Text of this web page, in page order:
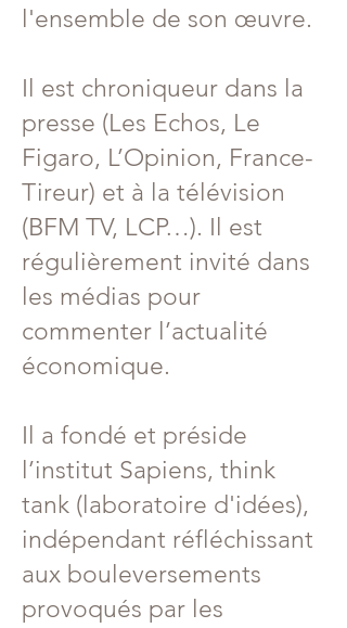
l'ensemble de son œuvre.
Il est chroniqueur dans la
presse (Les Echos, Le
Figaro, L’Opinion, France-
Tireur) et à la télévision
(BFM TV, LCP…). Il est
régulièrement invité dans
les médias pour
commenter l’actualité
économique.
Il a fondé et préside
l’institut Sapiens, think
tank (laboratoire d'idées),
indépendant réfléchissant
aux bouleversements
provoqués par les